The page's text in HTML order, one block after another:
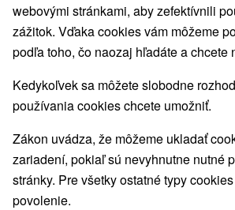
Vyberte lokalitu alebo termín
Najpredávanejšie
Obce a mesta
Vígľaš(2) Sielnica(1)
webovými stránkami, aby zefektívnili
zážitok. Vďaka cookies vám môžeme
podľa toho, čo naozaj hľadáte a chcete
Kedykoľvek sa môžete slobodne
používania cookies chcete umožniť.
Zákon uvádza, že môžeme ukladať
zariadení, pokiaľ sú nevyhnutne nutné
stránky. Pre všetky ostatné typy
povolenie.